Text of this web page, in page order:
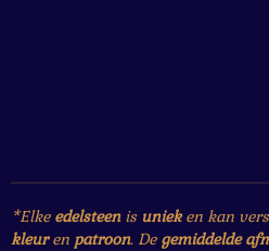
*Elke edelsteenis unieken kan
kleuren patroon. De gemiddelde